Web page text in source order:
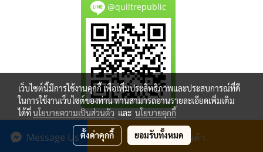
สั่งซื้อสินค้า
Message Us
@quiltrepublic
Copy right by makewebeasy.com
เว็บไซต์นี้มีการใช้งานคุกกี้ เพื่อเพิ่มประสิทธิภาพและประสบการณ์ที่ดี
ในการใช้งานเว็บไซต์ของท่าน ท่านสามารถอ่านรายละเอียดเพิ่มเติม
ได้ที่นโยบายความเป็นส่วนตัว และ นโยบายคุกกี้
ตั้งค่าคุกกี้ ยอมรับทั้งหมด